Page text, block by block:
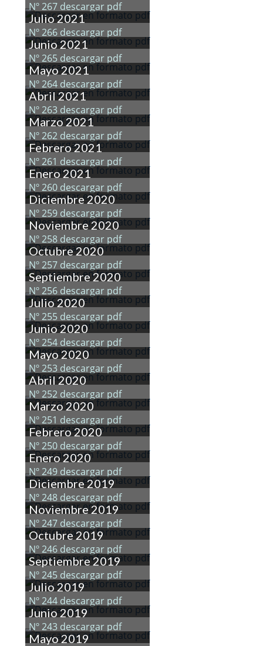
Nº 267 descargar pdf
Julio 2021
Nº 266 descargar pdf
Junio 2021
Nº 265 descargar pdf
Mayo 2021
Nº 264 descargar pdf
Abril 2021
Nº 263 descargar pdf
Marzo 2021
Nº 262 descargar pdf
Febrero 2021
Nº 261 descargar pdf
Enero 2021
Nº 260 descargar pdf
Diciembre 2020
Nº 259 descargar pdf
Noviembre 2020
Nº 258 descargar pdf
Octubre 2020
Nº 257 descargar pdf
Septiembre 2020
Nº 256 descargar pdf
Julio 2020
Nº 255 descargar pdf
Junio 2020
Nº 254 descargar pdf
Mayo 2020
Nº 253 descargar pdf
Abril 2020
Nº 252 descargar pdf
Marzo 2020
Nº 251 descargar pdf
Febrero 2020
Nº 250 descargar pdf
Enero 2020
Nº 249 descargar pdf
Diciembre 2019
Nº 248 descargar pdf
Noviembre 2019
Nº 247 descargar pdf
Octubre 2019
Nº 246 descargar pdf
Septiembre 2019
Nº 245 descargar pdf
Julio 2019
Nº 244 descargar pdf
Junio 2019
Nº 243 descargar pdf
Mayo 2019